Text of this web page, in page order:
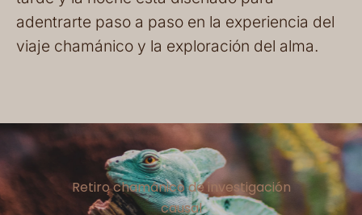
adentrarte paso a paso en la experiencia del
viaje chamánico y la exploración del alma.
Retiro chamánico de investigación
causal